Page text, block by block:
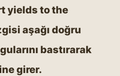
yields to the
aşağı doğru
bastırarak
girer.